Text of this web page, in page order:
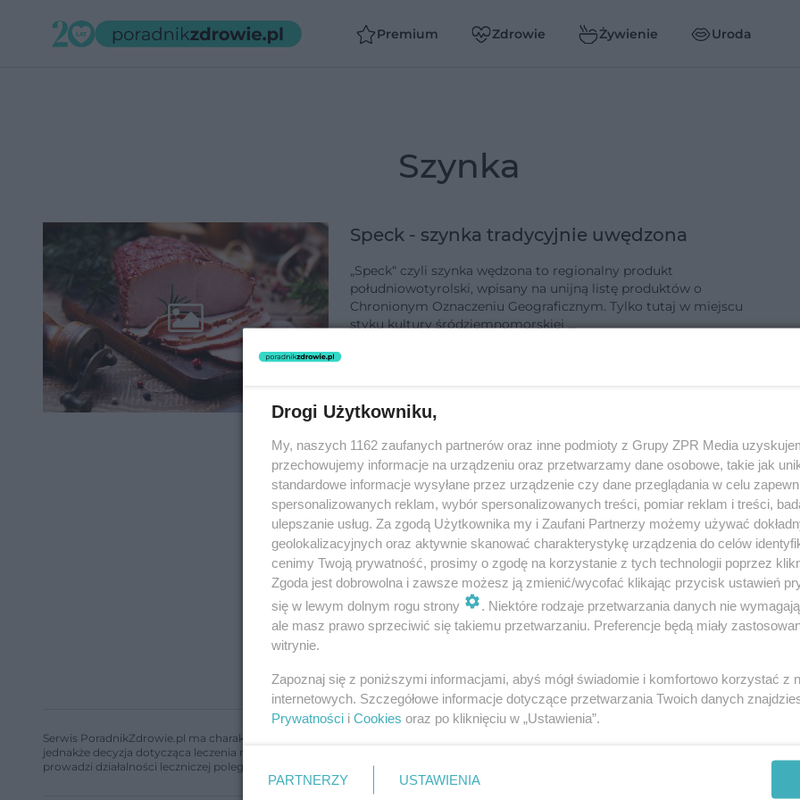
Premium Zdrowie Żywienie Uroda
szynka
Speck - szynka tradycyjnie uwędzona
„Speck“ czyli szynka wędzona to regionalny produkt
południowotyrolski, wpisany na unijną listę produktów o
Chronionym Oznaczeniu Geograficznym. Tylko tutaj w miejscu
styku kultury śródziemnomorskiej …
Serwis PoradnikZdrowie.pl ma charakter edukacyjny, nie stanowi i nie zastępuje porady lekarskiej. Redakcja serwisu dokłada wszelkich
jednakże decyzja dotycząca leczenia należy do lekarza. Redakcja i wydawca serwisu nie ponoszą odpowiedzialności wynikającej z
prowadzi działalności leczniczej polegającej na udzielaniu świadczeń zdrowotnych w rozumieniu art. 3 ust 1 ustawy o działalności leczniczej.
Drogi Użytkowniku,
My, naszych 1162 zaufanych partnerów oraz inne podmioty z Grupy ZPR Media
przechowujemy informacje na urządzeniu oraz przetwarzamy dane osobowe, takie jak
standardowe informacje wysyłane przez urządzenie czy dane przeglądania w celu
spersonalizowanych reklam, wybór spersonalizowanych treści, pomiar reklam i treści,
ulepszanie usług. Za zgodą Użytkownika my i Zaufani Partnerzy możemy używać
geolokalizacyjnych oraz aktywnie skanować charakterystykę urządzenia do celów
cenimy Twoją prywatność, prosimy o zgodę na korzystanie z tych technologii poprzez
Zgoda jest dobrowolna i zawsze możesz ją zmienić/wycofać klikając przycisk ustawień
się w lewym dolnym rogu strony
. Niektóre rodzaje przetwarzania danych nie
ale masz prawo sprzeciwić się takiemu przetwarzaniu. Preferencje będą miały
witrynie.
Zapoznaj się z poniższymi informacjami, abyś mógł świadomie i komfortowo korzystać z
internetowych. Szczegółowe informacje dotyczące przetwarzania Twoich danych
Prywatności i Cookies oraz po kliknięciu w „Ustawienia”.
PARTNERZY USTAWIENIA